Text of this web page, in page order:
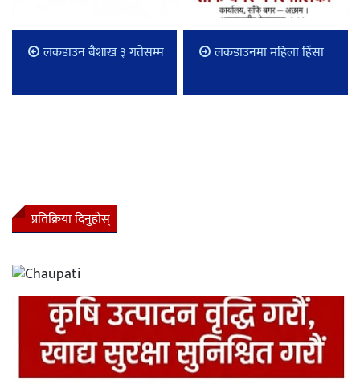
लकडाउन बैशाख ३ गतेसम्म लकडाउनमा महिला हिंसा
प्रतिक्रिया दिनुहोस्